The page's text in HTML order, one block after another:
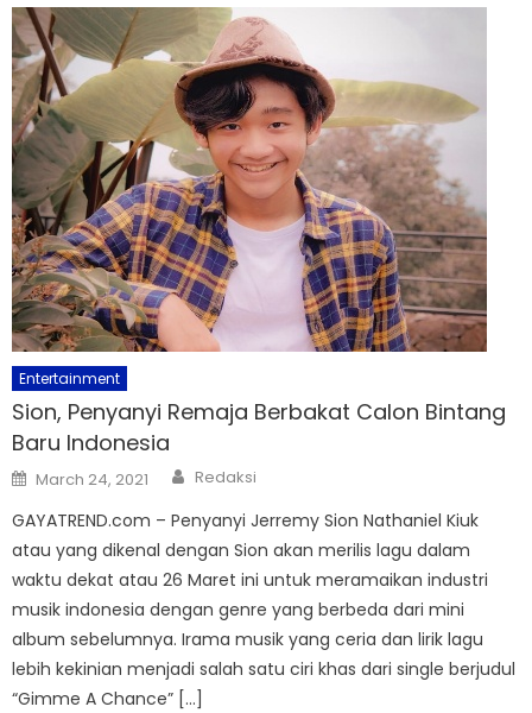
Entertainment
Sion, Penyanyi Remaja Berbakat Calon Bintang
Baru Indonesia
Posted
on
March 24, 2021 Author
Redaksi
GAYATREND.com – Penyanyi Jerremy Sion Nathaniel Kiuk
atau yang dikenal dengan Sion akan merilis lagu dalam
waktu dekat atau 26 Maret ini untuk meramaikan industri
musik indonesia dengan genre yang berbeda dari mini
album sebelumnya. Irama musik yang ceria dan lirik lagu
lebih kekinian menjadi salah satu ciri khas dari single berjudul
“Gimme A Chance” […]